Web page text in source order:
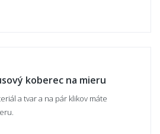
koberec na mieru
a tvar a na pár klikov máte